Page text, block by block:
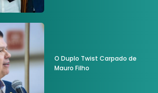
O Duplo Twist Carpado de
Mauro Filho